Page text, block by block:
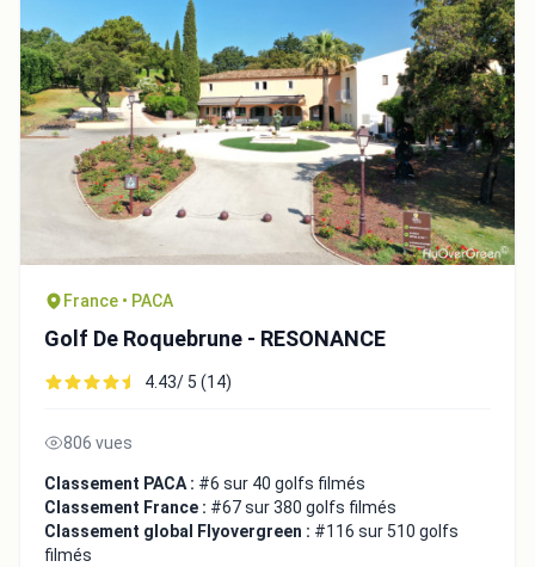
France • PACA
Golf De Roquebrune - RESONANCE
4.43/ 5 (14)
806 vues
Classement PACA : #6 sur 40 golfs filmés
Classement France : #67 sur 380 golfs filmés
Classement global Flyovergreen : #116 sur 510 golfs
filmés